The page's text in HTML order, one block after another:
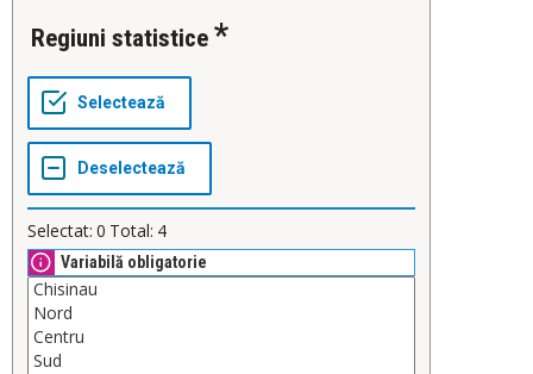
Regiuni statistice
Selectat: 0 Total: 4
Variabilă obligatorie